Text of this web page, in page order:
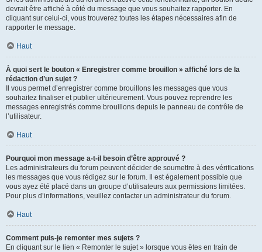
devrait être affiché à côté du message que vous souhaitez rapporter. En
cliquant sur celui-ci, vous trouverez toutes les étapes nécessaires afin de
rapporter le message.
Haut
À quoi sert le bouton « Enregistrer comme brouillon » affiché lors de la
rédaction d’un sujet ?
Il vous permet d’enregistrer comme brouillons les messages que vous
souhaitez finaliser et publier ultérieurement. Vous pouvez reprendre les
messages enregistrés comme brouillons depuis le panneau de contrôle de
l’utilisateur.
Haut
Pourquoi mon message a-t-il besoin d’être approuvé ?
Les administrateurs du forum peuvent décider de soumettre à des vérifications
les messages que vous rédigez sur le forum. Il est également possible que
vous ayez été placé dans un groupe d’utilisateurs aux permissions limitées.
Pour plus d’informations, veuillez contacter un administrateur du forum.
Haut
Comment puis-je remonter mes sujets ?
En cliquant sur le lien « Remonter le sujet » lorsque vous êtes en train de